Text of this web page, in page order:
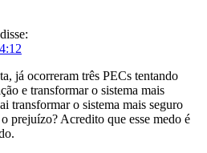
disse:
já ocorreram três PECs tentando
e transformar o sistema mais
transformar o sistema mais seguro
prejuízo? Acredito que esse medo é